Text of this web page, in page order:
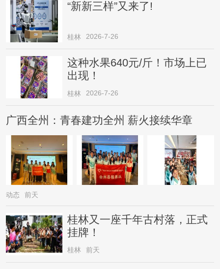
“新新三样”又来了!
桂林 2026-7-26
这种水果640元/斤！市场上已
出现！
桂林 2026-7-26
广西全州：青春建功全州 薪火接续华章
动态 前天
桂林又一座千年古村落，正式
挂牌！
桂林 前天